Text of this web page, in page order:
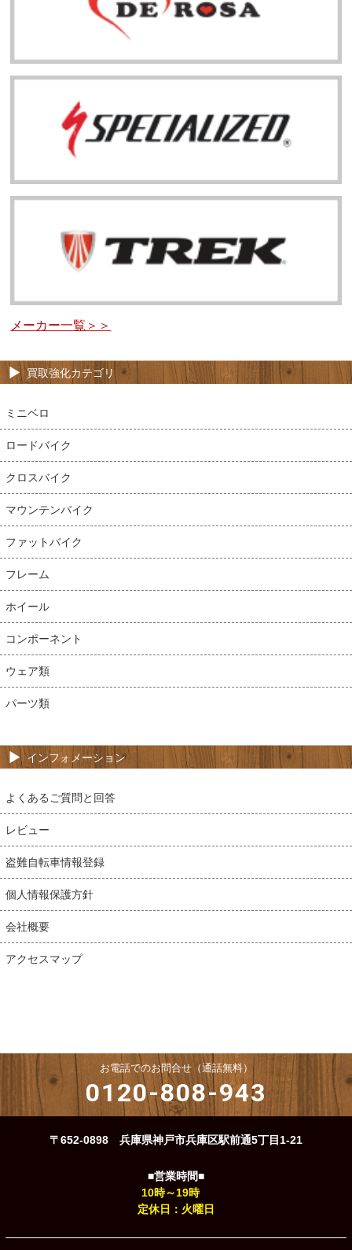
メーカー一覧＞＞
買取強化カテゴリ
ミニベロ
ロードバイク
クロスバイク
マウンテンバイク
ファットバイク
フレーム
ホイール
コンポーネント
ウェア類
パーツ類
インフォメーション
よくあるご質問と回答
レビュー
盗難自転車情報登録
個人情報保護方針
会社概要
アクセスマップ
お電話でのお問合せ（通話無料）
0120-808-943
〒652-0898 兵庫県神戸市兵庫区駅前通5丁目1-21
■営業時間■
10時～19時
定休日：火曜日